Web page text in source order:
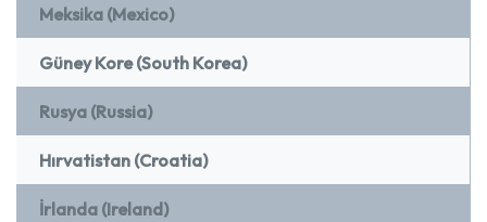
Meksika (Mexico)
Güney Kore (South Korea)
Rusya (Russia)
Hırvatistan (Croatia)
İrlanda (Ireland)